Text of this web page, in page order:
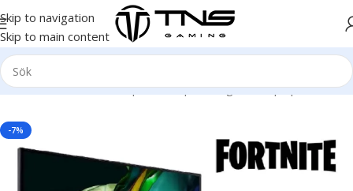
Skip to navigation
Skip to main content
Hem/Stationär dator/Speldator | Gamingdator/Spelpaket
-7%